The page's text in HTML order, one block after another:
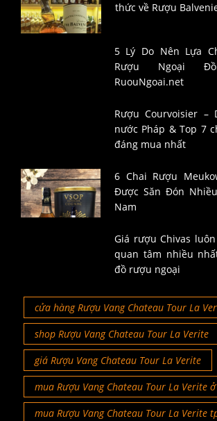
thức về Rượu
5 Lý Do Nên Lựa
Rượu Ngoại
RuouNgoai.net
Rượu Courvoisier –
nước Pháp & Top 7
đáng mua nhất
6 Chai Rượu
Được Săn Đón
Nam
Giá rượu Chivas
quan tâm nhiều
đồ rượu ngoại
cửa hàng Rượu Vang Chateau Tour La
shop Rượu Vang Chateau Tour La Verite
giá Rượu Vang Chateau Tour La Verite
mua Rượu Vang Chateau Tour La Verite
mua Rượu Vang Chateau Tour La Verite